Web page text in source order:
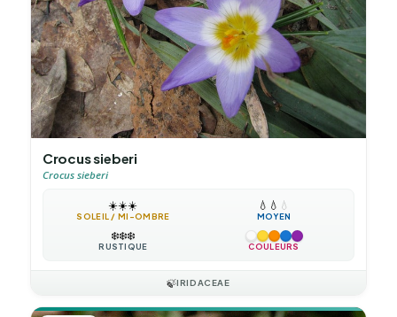
Crocus sieberi
Crocus sieberi
☀️☀️☀️
SOLEIL / MI-OMBRE
💧 💧 💧
MOYEN
❄️❄️❄️
RUSTIQUE COULEURS
🍃IRIDACEAE